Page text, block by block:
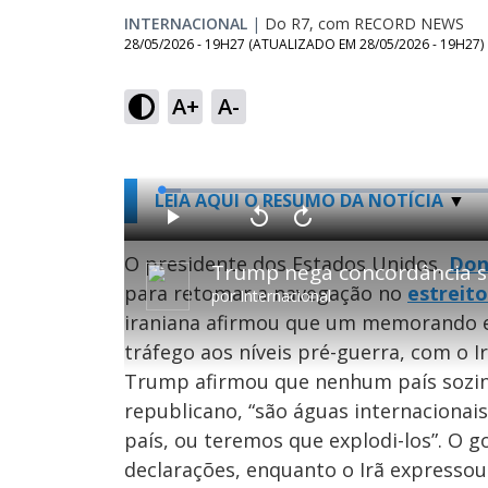
INTERNACIONAL | Do R7, com RECORD NEWS
28/05/2026 - 19H27 (ATUALIZADO EM 28/05/2026 - 19H27)
A+ A-
LEIA AQUI O RESUMO DA NOTÍCIA
porInternacional
P
l
y
V
o
l
t
a
r
1
s
e
u
d
o
A
v
a
n
ç
a
r
0
s
g
u
n
d
s
L
o
a
d
e
:
2
7
2
%
O presidente dos Estados Unidos,
para retomar a navegação no estreito
iraniana afirmou que um
tráfego aos níveis pré-guerra, com o
Trump afirmou que nenhum país
republicano, “são águas
país, ou teremos que explodi-los”. O
declarações, enquanto o Irã